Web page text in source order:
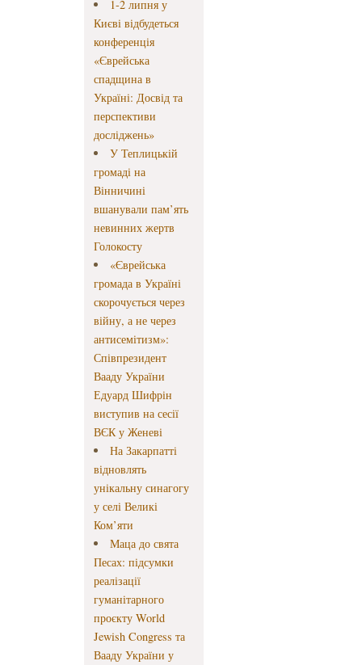
1-2 липня у
Києві відбудеться
конференція
«Єврейська
спадщина в
Україні: Досвід та
перспективи
досліджень»
У Теплицькій
громаді на
Вінничині
вшанували пам’ять
невинних жертв
Голокосту
«Єврейська
громада в Україні
скорочується через
війну, а не через
антисемітизм»:
Співпрезидент
Вааду України
Едуард Шифрін
виступив на сесії
ВЄК у Женеві
На Закарпатті
відновлять
унікальну синагогу
у селі Великі
Ком’яти
Маца до свята
Песах: підсумки
реалізації
гуманітарного
проєкту World
Jewish Congress та
Вааду України у